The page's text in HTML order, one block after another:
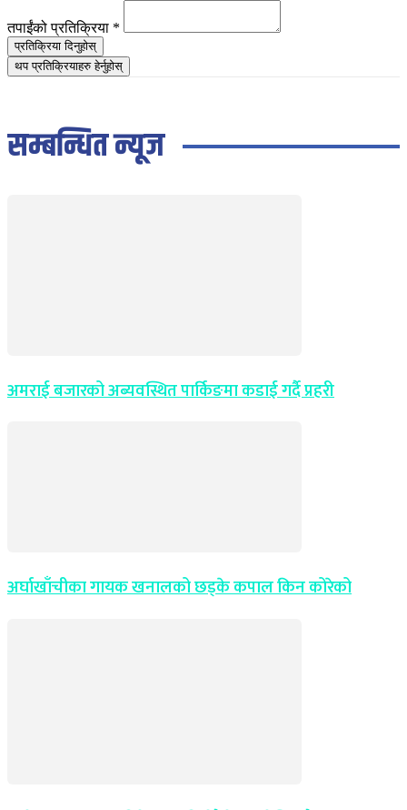
तपाईंको प्रतिक्रिया *
प्रतिक्रिया दिनुहोस्
थप प्रतिक्रियाहरु हेर्नुहोस्
सम्बन्धित न्यूज
अमराई बजारको अब्यवस्थित पार्किङमा कडाई गर्दै प्रहरी
अर्घाखाँचीका गायक खनालको छड्के कपाल किन कोरेको